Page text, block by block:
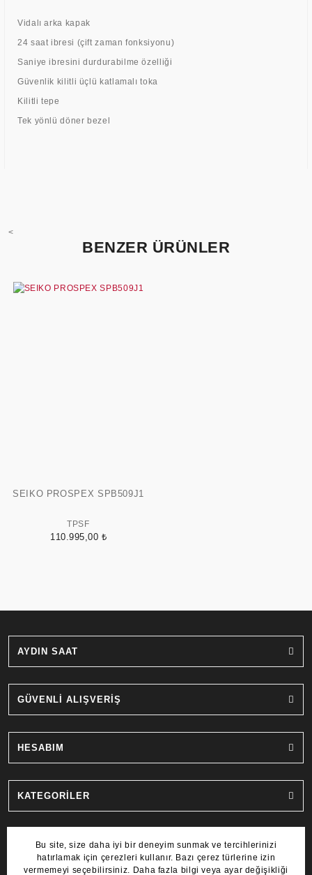
Vidalı arka kapak
24 saat ibresi (çift zaman fonksiyonu)
Saniye ibresini durdurabilme özelliği
Güvenlik kilitli üçlü katlamalı toka
Kilitli tepe
Tek yönlü döner bezel
<
BENZER ÜRÜNLER
SEIKO PROSPEX SPB509J1
TPSF
110.995,00 ₺
AYDIN SAAT
GÜVENLİ ALIŞVERİŞ
HESABIM
KATEGORİLER
MARKALAR